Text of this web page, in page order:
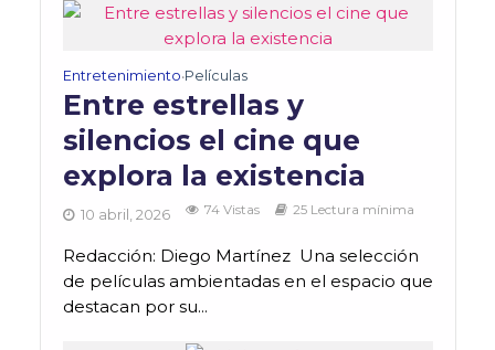
Entretenimiento•Películas
Entre estrellas y
silencios el cine que
explora la existencia
10 abril, 2026 74 Vistas 25 Lectura mínima
Redacción: Diego Martínez Una selección
de películas ambientadas en el espacio que
destacan por su...